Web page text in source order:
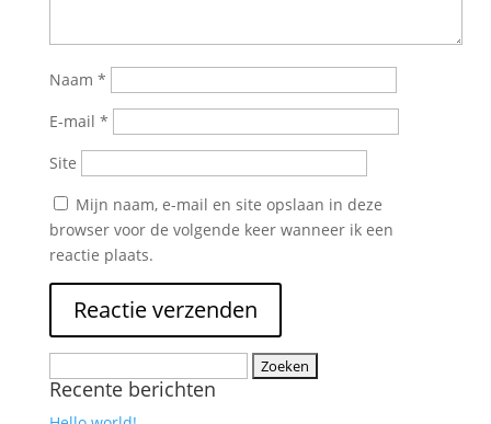
Naam *
E-mail *
Site
Mijn naam, e-mail en site opslaan in deze
browser voor de volgende keer wanneer ik een
reactie plaats.
naar:
Recente berichten